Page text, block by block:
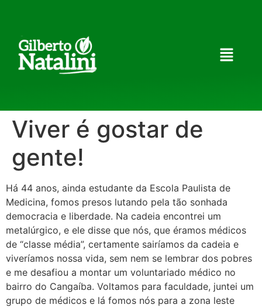
Viver é gostar de
gente!
Há 44 anos, ainda estudante da Escola Paulista de
Medicina, fomos presos lutando pela tão sonhada
democracia e liberdade. Na cadeia encontrei um
metalúrgico, e ele disse que nós, que éramos médicos
de “classe média”, certamente sairíamos da cadeia e
viveríamos nossa vida, sem nem se lembrar dos pobres
e me desafiou a montar um voluntariado médico no
bairro do Cangaíba. Voltamos para faculdade, juntei um
grupo de médicos e lá fomos nós para a zona leste